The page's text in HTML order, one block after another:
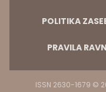
POLITIKA
PRAVILA
ISSN 2630-1679 ©